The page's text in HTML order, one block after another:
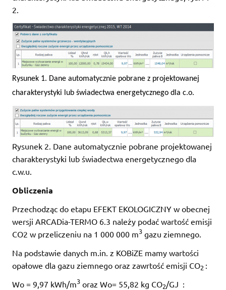
2.
Rysunek 1. Dane automatycznie pobrane z projektowanej
charakterystyki lub świadectwa energetycznego dla c.o.
Rysunek 2. Dane automatycznie pobrane projektowanej
charakterystyki lub świadectwa energetycznego dla
c.w.u.
Obliczenia
Przechodząc do etapu EFEKT EKOLOGICZNY w obecnej
wersji ARCADia-TERMO 6.3 należy podać wartość emisji
CO2 w przeliczeniu na 1 000 000 m3 gazu ziemnego.
Na podstawie danych m.in. z KOBiZE mamy wartości
opałowe dla gazu ziemnego oraz zawrtość emisji CO2 :
Wo = 9,97 kWh/m3 oraz Wo= 55,82 kg CO2/GJ :